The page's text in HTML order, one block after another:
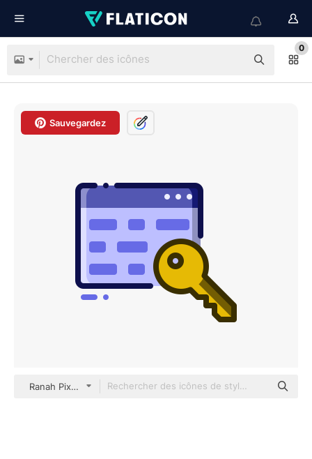
0
Sauvegardez
Ranah Pixel Studio color lineal-color